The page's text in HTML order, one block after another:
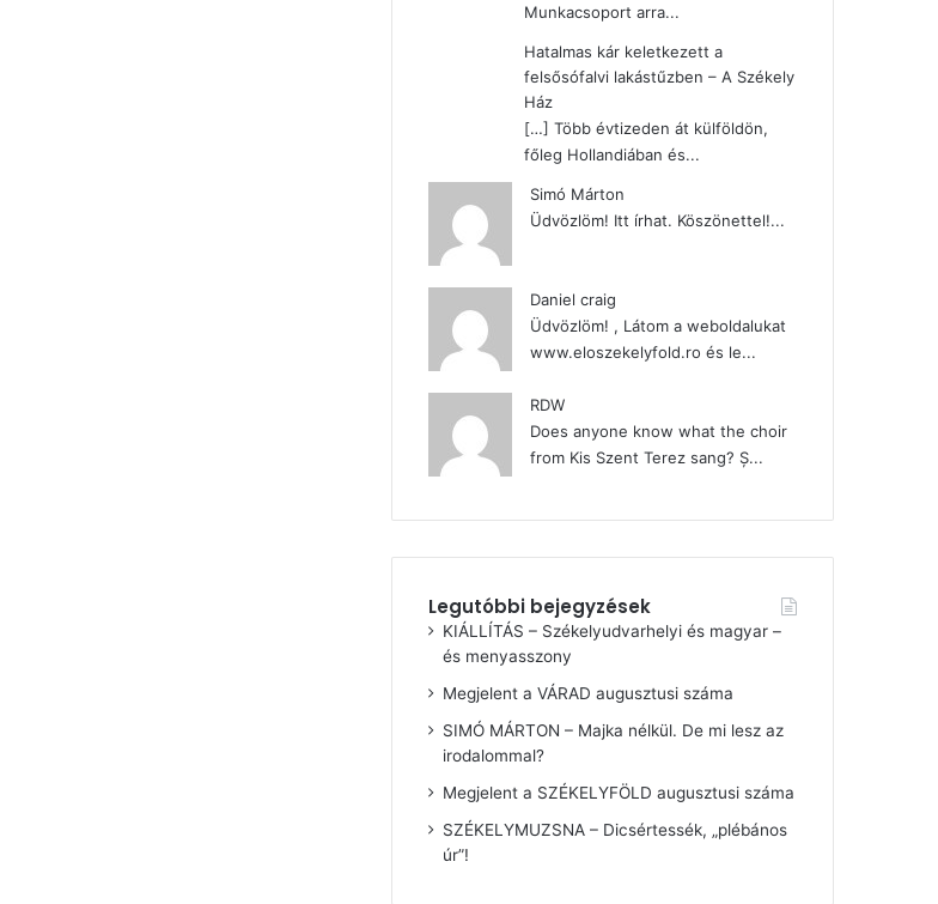
Munkacsoport arra...
Hatalmas kár keletkezett a
felsősófalvi lakástűzben – A Székely
Ház
[…] Több évtizeden át külföldön,
főleg Hollandiában és...
Simó Márton
Üdvözlöm! Itt írhat. Köszönettel!...
Daniel craig
Üdvözlöm! , Látom a weboldalukat
www.eloszekelyfold.ro és le...
RDW
Does anyone know what the choir
from Kis Szent Terez sang? Ș...
Legutóbbi bejegyzések
KIÁLLÍTÁS – Székelyudvarhelyi és magyar –
és menyasszony
Megjelent a VÁRAD augusztusi száma
SIMÓ MÁRTON – Majka nélkül. De mi lesz az
irodalommal?
Megjelent a SZÉKELYFÖLD augusztusi száma
SZÉKELYMUZSNA – Dicsértessék, „plébános
úr”!